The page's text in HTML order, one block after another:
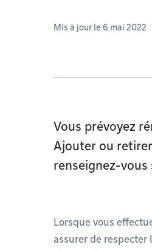
Mis à jour le 6 mai 2022
Vous prévoyez
Ajouter ou
renseignez-vous
Lorsque vous
assurer de